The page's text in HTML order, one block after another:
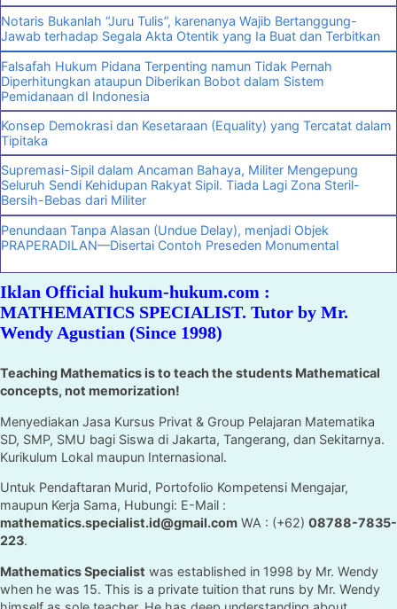
Notaris Bukanlah “Juru Tulis”, karenanya Wajib Bertanggung-
Jawab terhadap Segala Akta Otentik yang Ia Buat dan Terbitkan
Falsafah Hukum Pidana Terpenting namun Tidak Pernah
Diperhitungkan ataupun Diberikan Bobot dalam Sistem
Pemidanaan dI Indonesia
Konsep Demokrasi dan Kesetaraan (Equality) yang Tercatat dalam
Tipitaka
Supremasi-Sipil dalam Ancaman Bahaya, Militer Mengepung
Seluruh Sendi Kehidupan Rakyat Sipil. Tiada Lagi Zona Steril-
Bersih-Bebas dari Militer
Penundaan Tanpa Alasan (Undue Delay), menjadi Objek
PRAPERADILAN—Disertai Contoh Preseden Monumental
Iklan Official hukum-hukum.com :
MATHEMATICS SPECIALIST. Tutor by Mr.
Wendy Agustian (Since 1998)
Teaching Mathematics is to teach the students Mathematical
concepts, not memorization!
Menyediakan Jasa Kursus Privat & Group Pelajaran Matematika
SD, SMP, SMU bagi Siswa di Jakarta, Tangerang, dan Sekitarnya.
Kurikulum Lokal maupun Internasional.
Untuk Pendaftaran Murid, Portofolio Kompetensi Mengajar,
maupun Kerja Sama, Hubungi: E-Mail :
mathematics.specialist.id@gmail.com WA : (+62) 08788-7835-
223.
Mathematics Specialist was established in 1998 by Mr. Wendy
when he was 15. This is a private tuition that runs by Mr. Wendy